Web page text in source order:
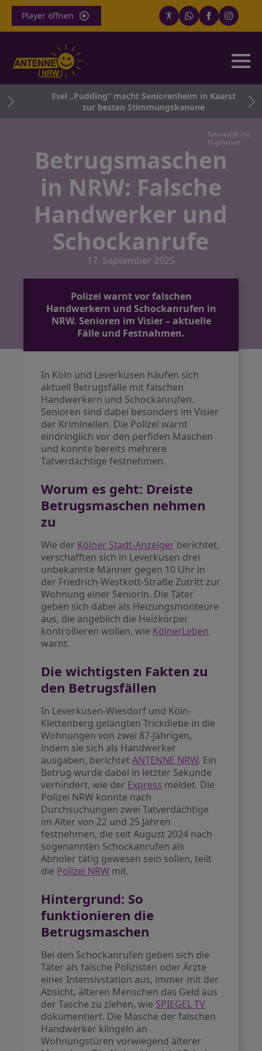
Player öffnen
Esel „Pudding“ macht Seniorenheim in Kaarst
zur besten Stimmungskanone
Foto wurde mit
KI generiert
Betrugsmaschen
in NRW: Falsche
Handwerker und
Schockanrufe
17. September 2025
Polizei warnt vor falschen
Handwerkern und Schockanrufen in
NRW. Senioren im Visier – aktuelle
Fälle und Festnahmen.
In Köln und Leverkusen häufen sich
aktuell Betrugsfälle mit falschen
Handwerkern und Schockanrufen.
Senioren sind dabei besonders im Visier
der Kriminellen. Die Polizei warnt
eindringlich vor den perfiden Maschen
und konnte bereits mehrere
Tatverdächtige festnehmen.
Worum es geht: Dreiste
Betrugsmaschen nehmen
zu
Wie der Kölner Stadt-Anzeiger berichtet,
verschafften sich in Leverkusen drei
unbekannte Männer gegen 10 Uhr in
der Friedrich-Westkott-Straße Zutritt zur
Wohnung einer Seniorin. Die Täter
geben sich dabei als Heizungsmonteure
aus, die angeblich die Heizkörper
kontrollieren wollen, wie KölnerLeben
warnt.
Die wichtigsten Fakten zu
den Betrugsfällen
In Leverkusen-Wiesdorf und Köln-
Klettenberg gelangten Trickdiebe in die
Wohnungen von zwei 87-Jährigen,
indem sie sich als Handwerker
ausgaben, berichtetANTENNE NRW. Ein
Betrug wurde dabei in letzter Sekunde
verhindert, wie der Express meldet. Die
Polizei NRW konnte nach
Durchsuchungen zwei Tatverdächtige
im Alter von 22 und 25 Jahren
festnehmen, die seit August 2024 nach
sogenannten Schockanrufen als
Abholer tätig gewesen sein sollen, teilt
die Polizei NRW mit.
Hintergrund: So
funktionieren die
Betrugsmaschen
Bei den Schockanrufen geben sich die
Täter als falsche Polizisten oder Ärzte
einer Intensivstation aus, immer mit der
Absicht, älteren Menschen das Geld aus
der Tasche zu ziehen, wie SPIEGEL TV
dokumentiert. Die Masche der falschen
Handwerker klingeln an
Wohnungstüren vorwiegend älterer